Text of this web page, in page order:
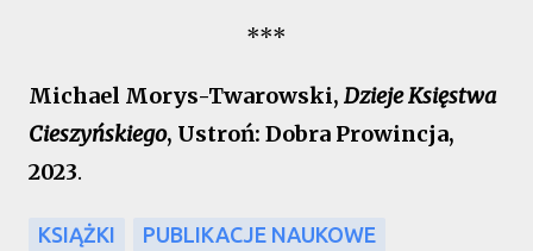
***
Michael Morys-Twarowski, Dzieje Księstwa
Cieszyńskiego, Ustroń: Dobra Prowincja,
2023.
KSIĄŻKI PUBLIKACJE NAUKOWE